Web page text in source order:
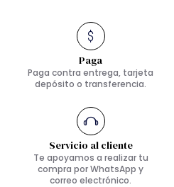
Paga
Paga contra entrega, tarjeta
depósito o transferencia.
Servicio al cliente
Te apoyamos a realizar tu
compra por WhatsApp y
correo electrónico.